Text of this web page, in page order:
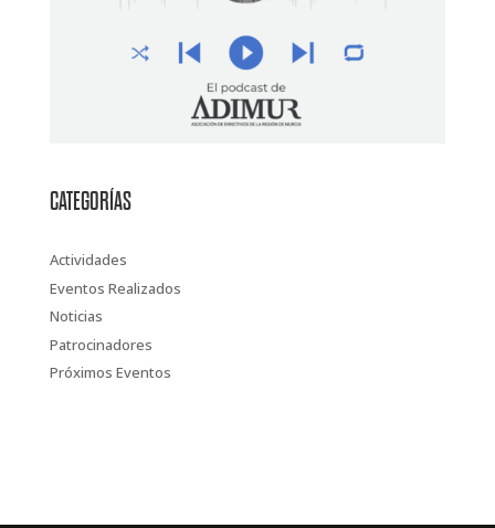
CATEGORÍAS
Actividades
Eventos Realizados
Noticias
Patrocinadores
Próximos Eventos